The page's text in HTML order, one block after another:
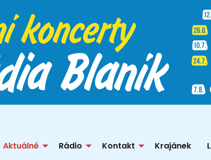
Aktuálně Rádio Kontakt Krajánek